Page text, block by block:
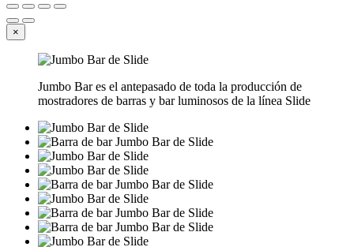
×
Jumbo Bar es el antepasado de toda la producción de
mostradores de barras y bar luminosos de la línea Slide